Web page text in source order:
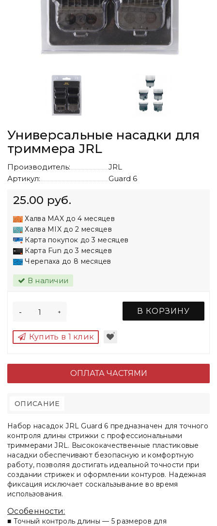
Универсальные насадки для
триммера JRL
Производитель:
JRL
Артикул:
Guard 6
25.00 руб.
Халва MAX до 4 месяцев
Халва MIX до 2 месяцев
Карта покупок до 3 месяцев
Карта Fun до 3 месяцев
Черепаха до 8 месяцев
В наличии
+
- В КОРЗИНУ
Купить в 1 клик
ОПЛАТА ЧАСТЯМИ
ОПИСАНИЕ
Набор насадок JRL Guard 6 предназначен для точного
контроля длины стрижки с профессиональными
триммерами JRL. Высококачественные пластиковые
насадки обеспечивают безопасную и комфортную
работу, позволяя достигать идеальной точности при
создании стрижек и оформлении контуров. Надежная
фиксация исключает соскальзывание во время
использования.
Особенности:
■ Точный контроль длины — 5 размеров для